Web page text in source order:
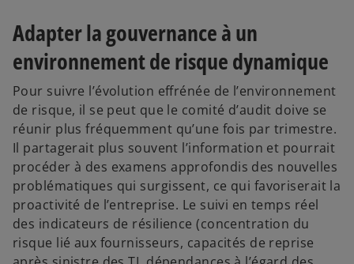
Adapter la gouvernance à un
environnement de risque dynamique
Pour suivre l’évolution effrénée de l’environnement
de risque, il se peut que le comité d’audit doive se
réunir plus fréquemment qu’une fois par trimestre.
Il partagerait plus souvent l’information et pourrait
procéder à des examens approfondis des nouvelles
problématiques qui surgissent, ce qui favoriserait la
proactivité de l’entreprise. Le suivi en temps réel
des indicateurs de résilience (concentration du
risque lié aux fournisseurs, capacités de reprise